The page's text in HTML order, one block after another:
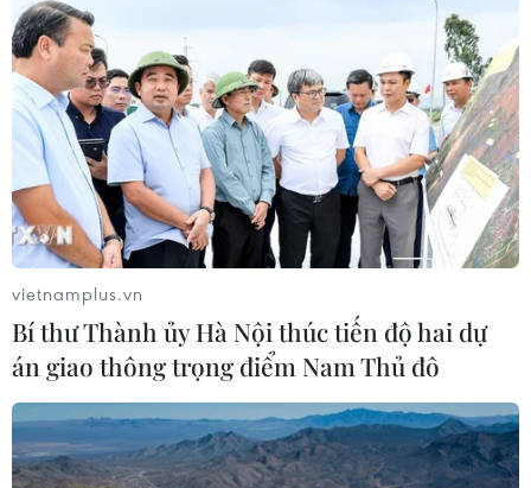
Hơn 100 binh sĩ Syria tử trận khi IS bất
ngờ tái chiếm Palmyra
11/12/2016 03:40
Báo cáo của SOHR cho biết khoảng 100 tay súng thuộc
lực lượng trung thành với chính phủ Syria đã bị IS sát
hại kể từ khi chiến sự tại Palmyra bùng phát vào ngày
9/12.
vietnamplus.vn
Bí thư Thành ủy Hà Nội thúc tiến độ hai dự
án giao thông trọng điểm Nam Thủ đô